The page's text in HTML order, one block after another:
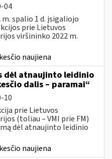
04
spalio 1 d. įsigaliojo
prie Lietuvos
viršininko 2022 m.
naujiena
dėl atnaujinto leidinio
dalis – paramai“
10
prie Lietuvos
(toliau – VMI prie FM)
dėl atnaujinto leidinio
naujiena